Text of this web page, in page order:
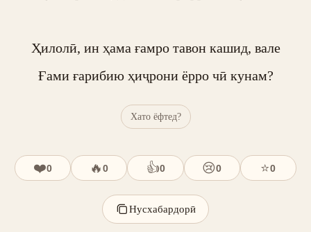
Ҳилолӣ, ин ҳама ғамро тавон кашид, вале
Ғами ғарибию ҳиҷрони ёрро чӣ кунам?
Хато ёфтед?
❤️0 🔥0 👍0 😢0 ⭐0
Нусхабардорӣ